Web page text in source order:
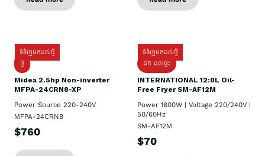
ទំនិញមកដល់ថ្មី
ថ្មី
Midea 2.5hp Non-inverter
MFPA-24CRN8-XP
Power Source 220-240V
MFPA-24CRN8
$760
ទំនិញមកដល់ថ្មី
ដឹក​ ដល់ផ្ទះ
INTERNATIONAL 12:0L Oil-
Free Fryer SM-AF12M
Power 1800W | Voltage 220/240V |
50/60Hz
SM-AF12M
$70